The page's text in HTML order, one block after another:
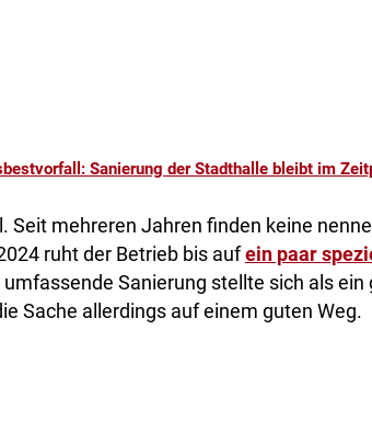
Sanierung der Stadthalle bleibt im
Seit mehreren Jahren finden keine
ruht der Betrieb bis aufein paar
Sanierung stellte sich als ein
Sache allerdings auf einem guten Weg.